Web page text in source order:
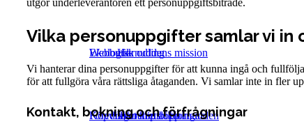
Hornuddens mission
Vårt kretslopp
Ekologisk odling
Intership at Hornudden
Föredrag och utbildningar
Webbutik
Köpvillkor
utgör underleverantören ett personuppgiftsbiträde.
Vilka personuppgifter samlar vi in
Vi hanterar dina personuppgifter för att kunna ingå och
för att fullgöra våra rättsliga åtaganden. Vi samlar inte in fler
Kontakt, bokning och förfrågningar